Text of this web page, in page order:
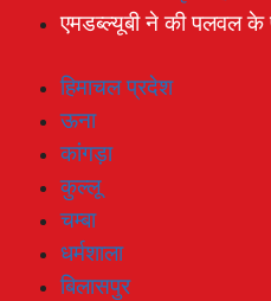
एमडब्ल्यूबी ने की पलवल के
हिमाचल प्रदेश
ऊना
कांगड़ा
कुल्लू
चम्बा
धर्मशाला
बिलासपुर